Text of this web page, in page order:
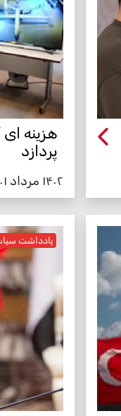
هزینه
پردازد
۱۴۰۲ مرداد ۰۱
یادداشت